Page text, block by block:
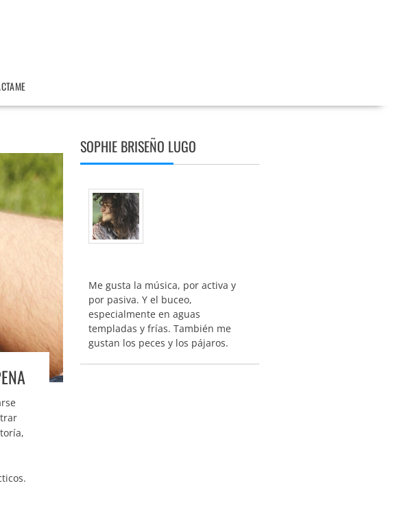
SOPHIE BRISEÑO LUGO
Me gusta la música, por activa y
por pasiva. Y el buceo,
especialmente en aguas
templadas y frías. También me
gustan los peces y los pájaros.